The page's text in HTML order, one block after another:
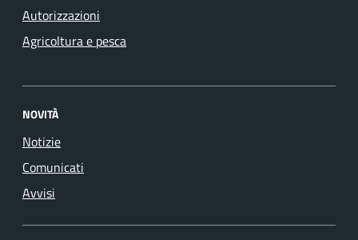
Autorizzazioni
Agricoltura e pesca
NOVITÀ
Notizie
Comunicati
Avvisi